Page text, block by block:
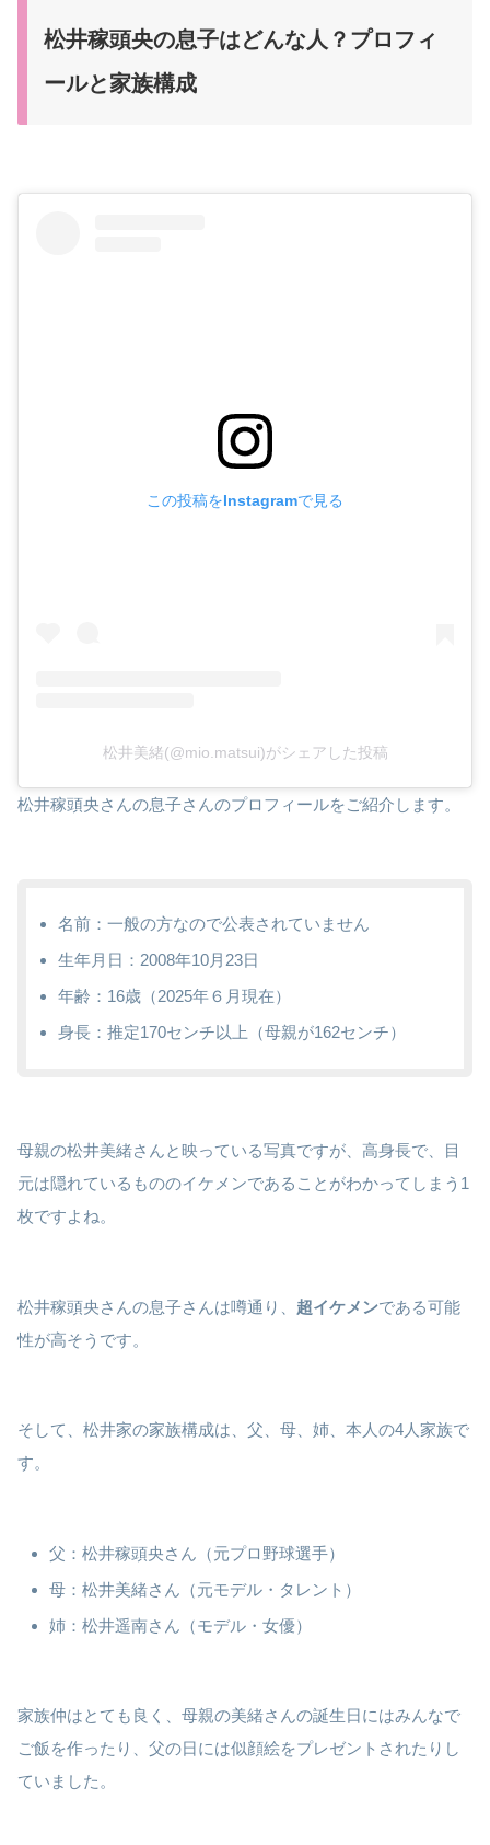
松井稼頭央の息子はどんな人？プロフィ
ールと家族構成
この投稿をInstagramで見る
松井美緒(@mio.matsui)がシェアした投稿
松井稼頭央さんの息子さんのプロフィールをご紹介します。
名前：一般の方なので公表されていません
生年月日：2008年10月23日
年齢：16歳（2025年６月現在）
身長：推定170センチ以上（母親が162センチ）
母親の松井美緒さんと映っている写真ですが、高身長で、目
元は隠れているもののイケメンであることがわかってしまう1
枚ですよね。
松井稼頭央さんの息子さんは噂通り、 超イケメンである可能
性が高そうです。
そして、松井家の家族構成は、父、母、姉、本人の4人家族で
す。
父：松井稼頭央さん（元プロ野球選手）
母：松井美緒さん（元モデル・タレント）
姉：松井遥南さん（モデル・女優）
家族仲はとても良く、母親の美緒さんの誕生日にはみんなで
ご飯を作ったり、父の日には似顔絵をプレゼントされたりし
ていました。